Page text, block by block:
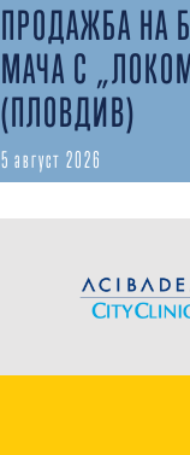
ПРОДАЖБА НА
МАЧА С
(ПЛОВДИВ)
5 август 2026